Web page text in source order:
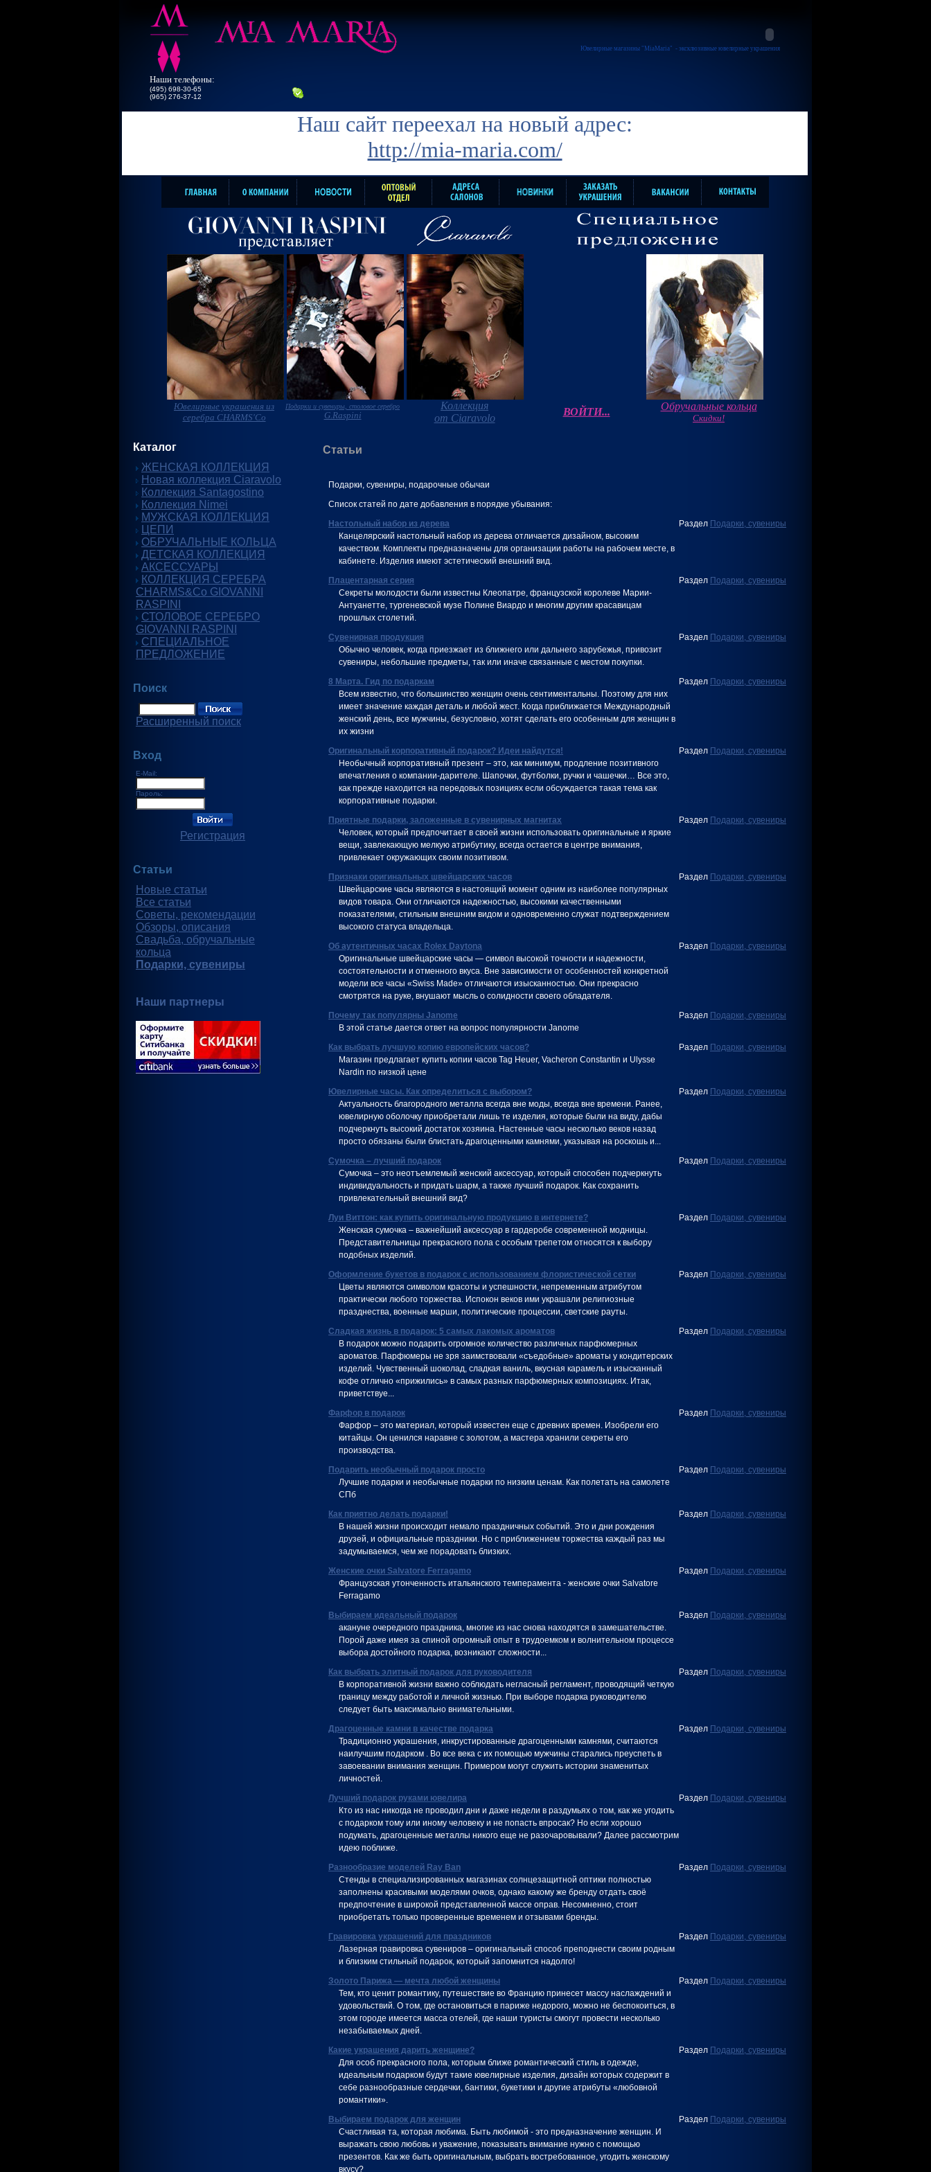
Ювелирные магазины "MiaMaria" - эксклюзивные ювелирные украшения
Наши телефоны:
(495) 698-30-65
(965) 276-37-12
Наш сайт переехал на новый адрес:
http://mia-maria.com/
Ювелирные украшения из
серебра CHARMS'Co
Подарки и сувениры, столовое серебро
G.Raspini
Коллекция
от Ciaravolo
ВОЙТИ... Обручальные кольца
Скидки!
Каталог
ЖЕНСКАЯ КОЛЛЕКЦИЯ
Новая коллекция Ciaravolo
Коллекция Santagostino
Коллекция Nimei
МУЖСКАЯ КОЛЛЕКЦИЯ
ЦЕПИ
ОБРУЧАЛЬНЫЕ КОЛЬЦА
ДЕТСКАЯ КОЛЛЕКЦИЯ
АКСЕССУАРЫ
КОЛЛЕКЦИЯ СЕРЕБРА
CHARMS&Co GIOVANNI
RASPINI
СТОЛОВОЕ СЕРЕБРО
GIOVANNI RASPINI
СПЕЦИАЛЬНОЕ
ПРЕДЛОЖЕНИЕ
Поиск
Расширенный поиск
Вход
E-Mail:
Пароль:
Регистрация
Статьи
Новые статьи
Все статьи
Советы, рекомендации
Обзоры, описания
Свадьба, обручальные
кольца
Подарки, сувениры
Наши партнеры
Статьи
Подарки, сувениры, подарочные обычаи
Список статей по дате добавления в порядке убывания:
Настольный набор из дерева
Раздел Подарки, сувениры
Канцелярский настольный набор из дерева отличается дизайном, высоким
качеством. Комплекты предназначены для организации работы на рабочем месте, в
кабинете. Изделия имеют эстетический внешний вид.
Плацентарная серия
Раздел Подарки, сувениры
Секреты молодости были известны Клеопатре, французской королеве Марии-
Антуанетте, тургеневской музе Полине Виардо и многим другим красавицам
прошлых столетий.
Сувенирная продукция
Раздел Подарки, сувениры
Обычно человек, когда приезжает из ближнего или дальнего зарубежья, привозит
сувениры, небольшие предметы, так или иначе связанные с местом покупки.
8 Марта. Гид по подаркам
Раздел Подарки, сувениры
Всем известно, что большинство женщин очень сентиментальны. Поэтому для них
имеет значение каждая деталь и любой жест. Когда приближается Международный
женский день, все мужчины, безусловно, хотят сделать его особенным для женщин в
их жизни
Оригинальный корпоративный подарок? Идеи найдутся!
Раздел Подарки, сувениры
Необычный корпоративный презент – это, как минимум, продление позитивного
впечатления о компании-дарителе. Шапочки, футболки, ручки и чашечки… Все это,
как прежде находится на передовых позициях если обсуждается такая тема как
корпоративные подарки.
Приятные подарки, заложенные в сувенирных магнитах
Раздел Подарки, сувениры
Человек, который предпочитает в своей жизни использовать оригинальные и яркие
вещи, завлекающую мелкую атрибутику, всегда остается в центре внимания,
привлекает окружающих своим позитивом.
Признаки оригинальных швейцарских часов
Раздел Подарки, сувениры
Швейцарские часы являются в настоящий момент одним из наиболее популярных
видов товара. Они отличаются надежностью, высокими качественными
показателями, стильным внешним видом и одновременно служат подтверждением
высокого статуса владельца.
Об аутентичных часах Rolex Daytona
Раздел Подарки, сувениры
Оригинальные швейцарские часы — символ высокой точности и надежности,
состоятельности и отменного вкуса. Вне зависимости от особенностей конкретной
модели все часы «Swiss Made» отличаются изысканностью. Они прекрасно
смотрятся на руке, внушают мысль о солидности своего обладателя.
Почему так популярны Janome
Раздел Подарки, сувениры
В этой статье дается ответ на вопрос популярности Janome
Как выбрать лучшую копию европейских часов?
Раздел Подарки, сувениры
Магазин предлагает купить копии часов Tag Heuer, Vacheron Constantin и Ulysse
Nardin по низкой цене
Ювелирные часы. Как определиться с выбором?
Раздел Подарки, сувениры
Актуальность благородного металла всегда вне моды, всегда вне времени. Ранее,
ювелирную оболочку приобретали лишь те изделия, которые были на виду, дабы
подчеркнуть высокий достаток хозяина. Настенные часы несколько веков назад
просто обязаны были блистать драгоценными камнями, указывая на роскошь и...
Сумочка – лучший подарок
Раздел Подарки, сувениры
Сумочка – это неотъемлемый женский аксессуар, который способен подчеркнуть
индивидуальность и придать шарм, а также лучший подарок. Как сохранить
привлекательный внешний вид?
Луи Виттон: как купить оригинальную продукцию в интернете?
Раздел Подарки, сувениры
Женская сумочка – важнейший аксессуар в гардеробе современной модницы.
Представительницы прекрасного пола с особым трепетом относятся к выбору
подобных изделий.
Оформление букетов в подарок с использованием флористической сетки
Раздел Подарки, сувениры
Цветы являются символом красоты и успешности, непременным атрибутом
практически любого торжества. Испокон веков ими украшали религиозные
празднества, военные марши, политические процессии, светские рауты.
Сладкая жизнь в подарок: 5 самых лакомых ароматов
Раздел Подарки, сувениры
В подарок можно подарить огромное количество различных парфюмерных
ароматов. Парфюмеры не зря заимствовали «съедобные» ароматы у кондитерских
изделий. Чувственный шоколад, сладкая ваниль, вкусная карамель и изысканный
кофе отлично «прижились» в самых разных парфюмерных композициях. Итак,
приветствуе...
Фарфор в подарок
Раздел Подарки, сувениры
Фарфор – это материал, который известен еще с древних времен. Изобрели его
китайцы. Он ценился наравне с золотом, а мастера хранили секреты его
производства.
Подарить необычный подарок просто
Раздел Подарки, сувениры
Лучшие подарки и необычные подарки по низким ценам. Как полетать на самолете
СПб
Как приятно делать подарки!
Раздел Подарки, сувениры
В нашей жизни происходит немало праздничных событий. Это и дни рождения
друзей, и официальные праздники. Но с приближением торжества каждый раз мы
задумываемся, чем же порадовать близких.
Женские очки Salvatore Ferragamo
Раздел Подарки, сувениры
Французская утонченность итальянского темперамента - женские очки Salvatore
Ferragamo
Выбираем идеальный подарок
Раздел Подарки, сувениры
акануне очередного праздника, многие из нас снова находятся в замешательстве.
Порой даже имея за спиной огромный опыт в трудоемком и волнительном процессе
выбора достойного подарка, возникают сложности...
Как выбрать элитный подарок для руководителя
Раздел Подарки, сувениры
В корпоративной жизни важно соблюдать негласный регламент, проводящий четкую
границу между работой и личной жизнью. При выборе подарка руководителю
следует быть максимально внимательными.
Драгоценные камни в качестве подарка
Раздел Подарки, сувениры
Традиционно украшения, инкрустированные драгоценными камнями, считаются
наилучшим подарком . Во все века с их помощью мужчины старались преуспеть в
завоевании внимания женщин. Примером могут служить истории знаменитых
личностей.
Лучший подарок руками ювелира
Раздел Подарки, сувениры
Кто из нас никогда не проводил дни и даже недели в раздумьях о том, как же угодить
с подарком тому или иному человеку и не попасть впросак? Но если хорошо
подумать, драгоценные металлы никого еще не разочаровывали? Далее рассмотрим
идею поближе.
Разнообразие моделей Ray Ban
Раздел Подарки, сувениры
Стенды в специализированных магазинах солнцезащитной оптики полностью
заполнены красивыми моделями очков, однако какому же бренду отдать своё
предпочтение в широкой представленной массе оправ. Несомненно, стоит
приобретать только проверенные временем и отзывами бренды.
Гравировка украшений для праздников
Раздел Подарки, сувениры
Лазерная гравировка сувениров – оригинальный способ преподнести своим родным
и близким стильный подарок, который запомнится надолго!
Золото Парижа — мечта любой женщины
Раздел Подарки, сувениры
Тем, кто ценит романтику, путешествие во Францию принесет массу наслаждений и
удовольствий. О том, где остановиться в париже недорого, можно не беспокоиться, в
этом городе имеется масса отелей, где наши туристы смогут провести несколько
незабываемых дней.
Какие украшения дарить женщине?
Раздел Подарки, сувениры
Для особ прекрасного пола, которым ближе романтический стиль в одежде,
идеальным подарком будут такие ювелирные изделия, дизайн которых содержит в
себе разнообразные сердечки, бантики, букетики и другие атрибуты «любовной
романтики».
Выбираем подарок для женщин
Раздел Подарки, сувениры
Счастливая та, которая любима. Быть любимой - это предназначение женщин. И
выражать свою любовь и уважение, показывать внимание нужно с помощью
презентов. Как же быть оригинальным, выбрать востребованное, угодить женскому
вкусу?